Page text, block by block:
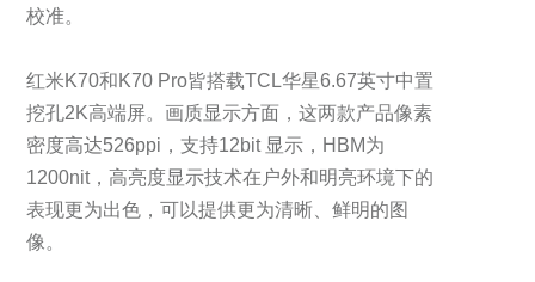
校准。
红米K70和K70 Pro皆搭载TCL华星6.67英寸中置
挖孔2K高端屏。画质显示方面，这两款产品像素
密度高达526ppi，支持12bit 显示，HBM为
1200nit，高亮度显示技术在户外和明亮环境下的
表现更为出色，可以提供更为清晰、鲜明的图
像。